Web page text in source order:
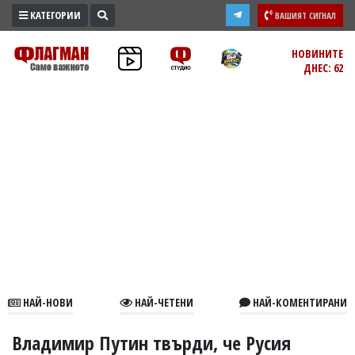
ПРОМО
ЗОНА
В
КАТЕГОРИИ ВАШИЯТ СИГНАЛ
НОВИНИТЕ
ДНЕС: 62
НАЙ-НОВИ НАЙ-ЧЕТЕНИ НАЙ-КОМЕНТИРАНИ
Владимир Путин твърди, че Русия